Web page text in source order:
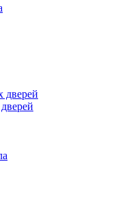
дверей